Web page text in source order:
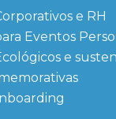
Brindes
Corporativos
Copos
Datas Especiais
Ecobag
Personalizada
e RH
Eventos
e